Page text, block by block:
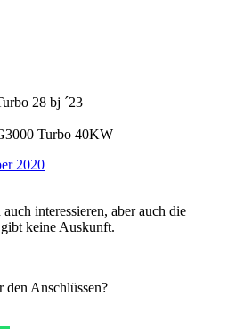
28 bj ´23
Turbo 40KW
2020
interessieren, aber auch die
keine Auskunft.
den Anschlüssen?